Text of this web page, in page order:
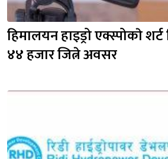
हिमालयन हाइड्रो एक्स्पोकाे
४४ हजार जित्ने अवसर